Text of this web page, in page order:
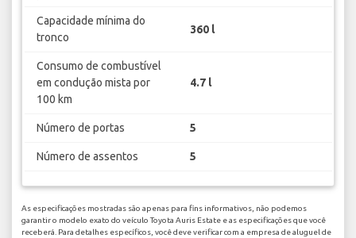
Capacidade mínima do
tronco
360 l
Consumo de combustível
em condução mista por
100 km
4.7 l
Número de portas 5
Número de assentos 5
As especificações mostradas são apenas para fins informativos, não podemos
garantir o modelo exato do veículo Toyota Auris Estate e as especificações que você
receberá. Para detalhes específicos, você deve verificar com a empresa de aluguel de